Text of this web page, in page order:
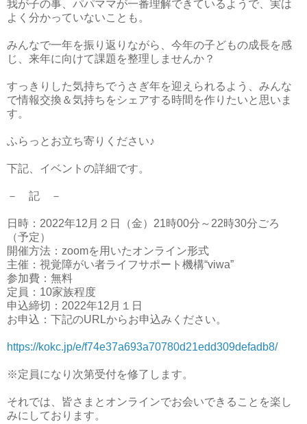
我が子の事、パパママが一番理解できているようで、実は
よく分かっていないことも。
みんなで一年を振り返りながら、今年の子どもの成長を感
じ、来年に向けて課題を整理しませんか？
すっきりした気持ちでうさぎ年を迎えられるよう、みんな
で情報交換＆気持ちをシェアする時間を作りたいと思いま
す。
ふらっとお立ち寄りください♪
下記、イベントの詳細です。
－ 記 －
日時：2022年12月２日（金）21時00分～22時30分ごろ
（予定）
開催方法：zoomを用いたオンライン形式
主催：視覚障がい者ライフサポート機構“viwa”
参加費：無料
定員：10家族程度
申込締切：2022年12月１日
お申込：下記のURLからお申込みください。
https://kokc.jp/e/f74e37a693a70780d21edd309defadb8/
※定員になり次第受付を修了します。
それでは、皆さまとオンラインでお会いできることを楽し
みにしております。